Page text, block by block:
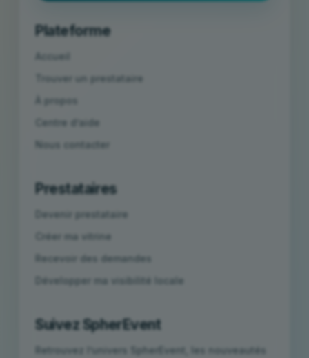
Plateforme
Accueil
Trouver un prestataire
À propos
Centre d’aide
Nous contacter
Prestataires
Devenir prestataire
Créer ma vitrine
Recevoir des demandes
Développer ma visibilité locale
Suivez SpherEvent
Retrouvez l’univers SpherEvent, les nouveautés